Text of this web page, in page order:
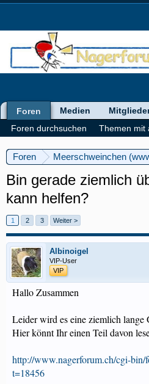
Foren Meerschweinchen
Bin gerade ziemlich
kann helfen?
1 2 3 Weiter >
Albinoigel
VIP-User
VIP
Hallo Zusammen
Leider wird es eine ziemlich lange
Hier könnt Ihr einen Teil davon
http://www.nagerforum.ch/cgi-bin/
t=18456
Foren
Foren durchsuchen
Themen mit
Medien